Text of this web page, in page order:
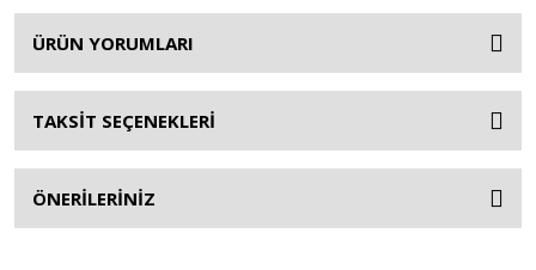
ÜRÜN YORUMLARI
TAKSİT SEÇENEKLERİ
ÖNERİLERİNİZ